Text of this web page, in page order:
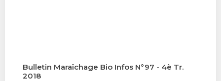
Bulletin Maraîchage Bio Infos N°97 - 4è Tr.
2018